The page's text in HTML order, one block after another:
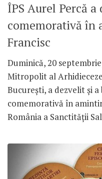
ÎPS Aurel Percă
comemorativă în
Francisc
Duminică, 20
Mitropolit al
București, a dezvelit și
comemorativă în
România a Sanctității